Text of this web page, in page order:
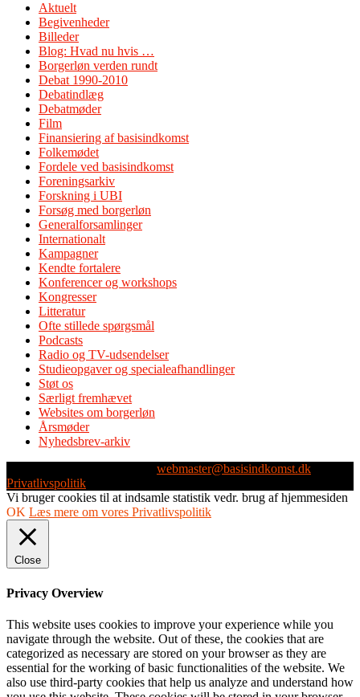
Aktuelt
Begivenheder
Billeder
Blog: Hvad nu hvis …
Borgerløn verden rundt
Debat 1990-2010
Debatindlæg
Debatmøder
Film
Finansiering af basisindkomst
Folkemødet
Fordele ved basisindkomst
Foreningsarkiv
Forskning i UBI
Forsøg med borgerløn
Generalforsamlinger
Internationalt
Kampagner
Kendte fortalere
Konferencer og workshops
Kongresser
Litteratur
Ofte stillede spørgsmål
Podcasts
Radio og TV-udsendelser
Studieopgaver og specialeafhandlinger
Støt os
Særligt fremhævet
Websites om borgerløn
Årsmøder
Nyhedsbrev-arkiv
webmaster@basisindkomst.dk
Privatlivspolitik
Vi bruger cookies til at indsamle statistik vedr. brug af hjemmesiden
OK Læs mere om vores Privatlivspolitik
Close
Privacy Overview
This website uses cookies to improve your experience while you
navigate through the website. Out of these, the cookies that are
categorized as necessary are stored on your browser as they are
essential for the working of basic functionalities of the website. We
also use third-party cookies that help us analyze and understand how